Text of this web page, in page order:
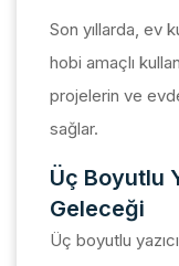
Son yıllarda, ev
hobi amaçlı
projelerin ve
sağlar.
Üç Boyutlu
Geleceği
Üç boyutlu